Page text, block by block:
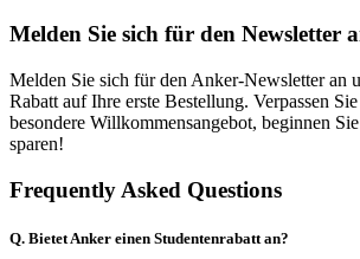
Melden Sie sich für den Newsletter
Melden Sie sich für den Anker-Newsletter an
Rabatt auf Ihre erste Bestellung. Verpassen
besondere Willkommensangebot, beginnen
sparen!
Frequently Asked Questions
Q. Bietet Anker einen Studentenrabatt an?